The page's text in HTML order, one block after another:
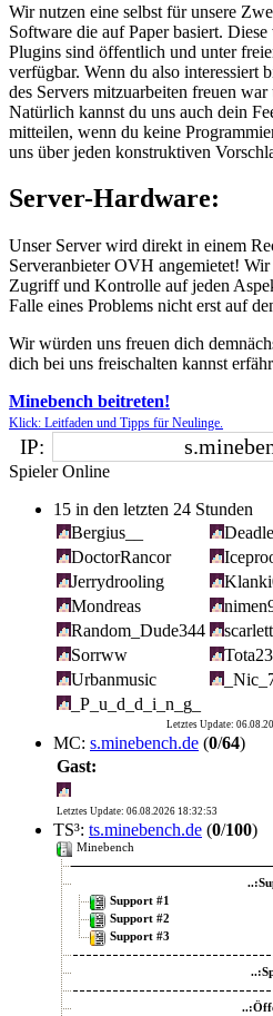
Wir nutzen eine selbst für unsere
Software die auf Paper basiert.
Plugins sind öffentlich und unter
verfügbar. Wenn du also interessiert
des Servers mitzuarbeiten freuen
Natürlich kannst du uns auch dein
mitteilen, wenn du keine
uns über jeden konstruktiven
Server-Hardware:
Unser Server wird direkt in einem
Serveranbieter OVH angemietet!
Zugriff und Kontrolle auf jeden
Falle eines Problems nicht erst auf
Wir würden uns freuen dich
dich bei uns freischalten kannst
Minebench beitreten!
Klick: Leitfaden und Tipps für Neulinge.
IP:
Spieler Online
15 in den letzten 24 Stunden
Bergius__
DoctorRancor
Jerrydrooling
Mondreas
Random_Dude344
Sorrww
Urbanmusic
_P_u_d_d_i_n_g_
Letztes Update:
MC: s.minebench.de (0/64)
Gast:
Letztes Update: 06.08.2026 18:32:53
TS³: ts.minebench.de (0/100)
Minebench
Support #1
Support #2
Support #3